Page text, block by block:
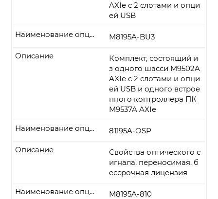
AXIe с 2 слотами и опци
ей USB
M8195A-BU3
Наименование опции
Комплект, состоящий и
з одного шасси M9502A
AXIe с 2 слотами и опци
ей USB и одного встрое
нного контроллера ПК
M9537A AXIe
Описание
81195A-OSP
Наименование опции
Свойства оптического с
игнала, переносимая, б
ессрочная лицензия
Описание
M8195A-810
Наименование опции